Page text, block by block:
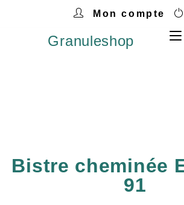
Mon compte
Granuleshop
Bistre cheminée
91